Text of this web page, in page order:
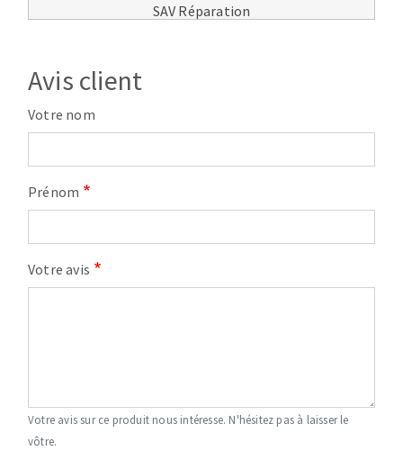
SAV Réparation
Avis client
Votre nom
Prénom
Votre avis
Votre avis sur ce produit nous intéresse. N'hésitez pas à laisser le
vôtre.